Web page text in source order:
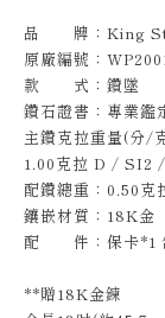
品 牌：King
原廠編號：
款 式：鑽墜
鑽石證書：專業鑑
主鑽克拉重量(分/
1.00克拉 D / SI2
配鑽總重：0.50克
鑲嵌材質：18K金
配 件：保卡*1
**贈18K金鍊